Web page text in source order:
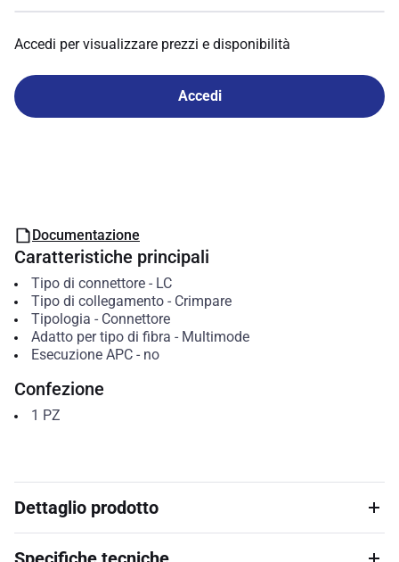
Accedi per visualizzare prezzi e disponibilità
Accedi
Documentazione
Caratteristiche principali
Tipo di connettore- LC
Tipo di collegamento- Crimpare
Tipologia - Connettore
Adatto per tipo di fibra - Multimode
Esecuzione APC- no
Confezione
1 PZ
Dettaglio prodotto